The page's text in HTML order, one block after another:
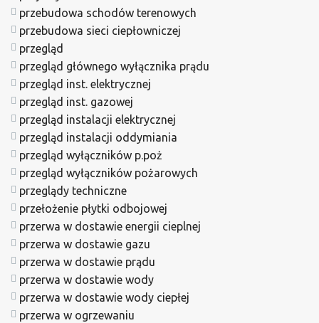
przebudowa schodów terenowych
przebudowa sieci ciepłowniczej
przegląd
przegląd głównego wyłącznika prądu
przegląd inst. elektrycznej
przegląd inst. gazowej
przegląd instalacji elektrycznej
przegląd instalacji oddymiania
przegląd wyłączników p.poż
przegląd wyłączników pożarowych
przeglądy techniczne
przełożenie płytki odbojowej
przerwa w dostawie energii cieplnej
przerwa w dostawie gazu
przerwa w dostawie prądu
przerwa w dostawie wody
przerwa w dostawie wody ciepłej
przerwa w ogrzewaniu